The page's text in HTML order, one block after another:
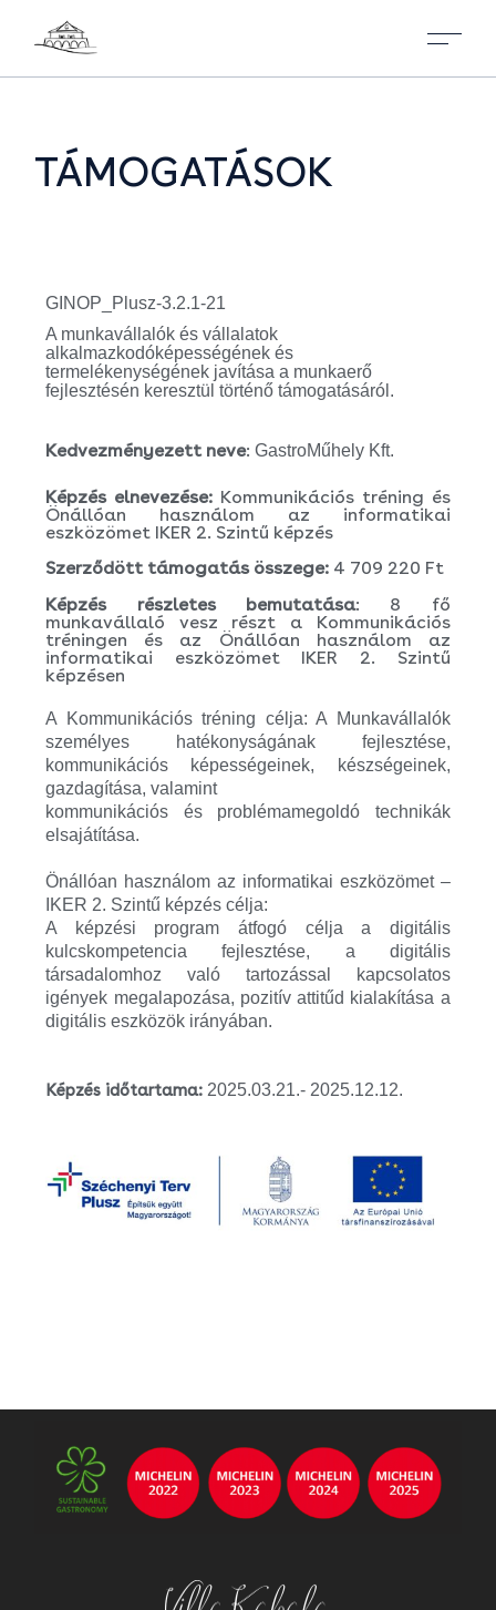
TÁMOGATÁSOK
GINOP_Plusz-3.2.1-21
A munkavállalók és vállalatok
alkalmazkodóképességének és
termelékenységének javítása a munkaerő
fejlesztésén keresztül történő támogatásáról.
Kedvezményezett neve:GastroMűhely Kft.
Képzés elnevezése: Kommunikációs tréning és
Önállóan használom az informatikai
eszközömet IKER 2. Szintű képzés
Szerződött támogatás összege: 4 709 220 Ft
Képzés részletes bemutatása: 8 fő
munkavállaló vesz részt a Kommunikációs
tréningen és az Önállóan használom az
informatikai eszközömet IKER 2. Szintű
képzésen
A Kommunikációs tréning célja: A Munkavállalók
személyes hatékonyságának fejlesztése,
kommunikációs képességeinek, készségeinek,
gazdagítása, valamint
kommunikációs és problémamegoldó technikák
elsajátítása.
Önállóan használom az informatikai eszközömet –
IKER 2. Szintű képzés célja:
A képzési program átfogó célja a digitális
kulcskompetencia fejlesztése, a digitális
társadalomhoz való tartozással kapcsolatos
igények megalapozása, pozitív attitűd kialakítása a
digitális eszközök irányában.
Képzés időtartama:2025.03.21.- 2025.12.12.